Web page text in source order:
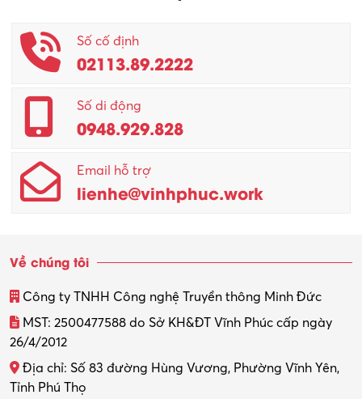
Số cố định
02113.89.2222
Số di động
0948.929.828
Email hỗ trợ
lienhe@vinhphuc.work
Về chúng tôi
Công ty TNHH Công nghệ Truyền thông Minh Đức
MST: 2500477588 do Sở KH&ĐT Vĩnh Phúc cấp ngày
26/4/2012
Địa chỉ: Số 83 đường Hùng Vương, Phường Vĩnh Yên,
Tỉnh Phú Thọ